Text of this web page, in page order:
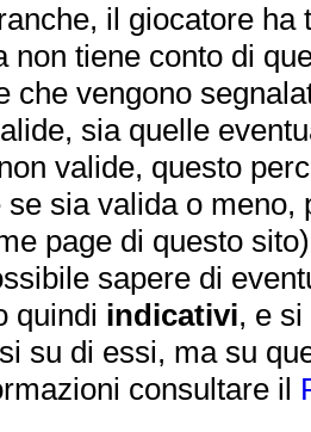
il giocatore
non tiene conto di
che vengono
sia quelle
valide, questo
sia valida o
page di questo
sapere di
quindi indicativi, e
su di essi, ma su
consultare il